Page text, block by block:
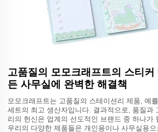
고품질의 모모크래프트의 스티
든 사무실에 완벽한 해결책
모모크래프트는 고품질의 스테이션리 제품, 예
세트의 최고 생산자입니다. 결과적으로, 품질과
리의 헌신은 업계의 선도적인 브랜드 중 하나가
우리의 다양한 제품들은 개인용이나 사무실용